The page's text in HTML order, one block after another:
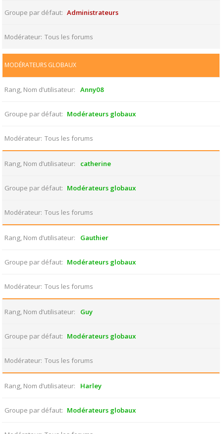
Groupe par défaut Administrateurs
Modérateur Tous les forums
MODÉRATEURS GLOBAUX
Rang, Nom d’utilisateur Anny08
Groupe par défaut Modérateurs globaux
Modérateur Tous les forums
Rang, Nom d’utilisateur catherine
Groupe par défaut Modérateurs globaux
Modérateur Tous les forums
Rang, Nom d’utilisateur Gauthier
Groupe par défaut Modérateurs globaux
Modérateur Tous les forums
Rang, Nom d’utilisateur Guy
Groupe par défaut Modérateurs globaux
Modérateur Tous les forums
Rang, Nom d’utilisateur Harley
Groupe par défaut Modérateurs globaux